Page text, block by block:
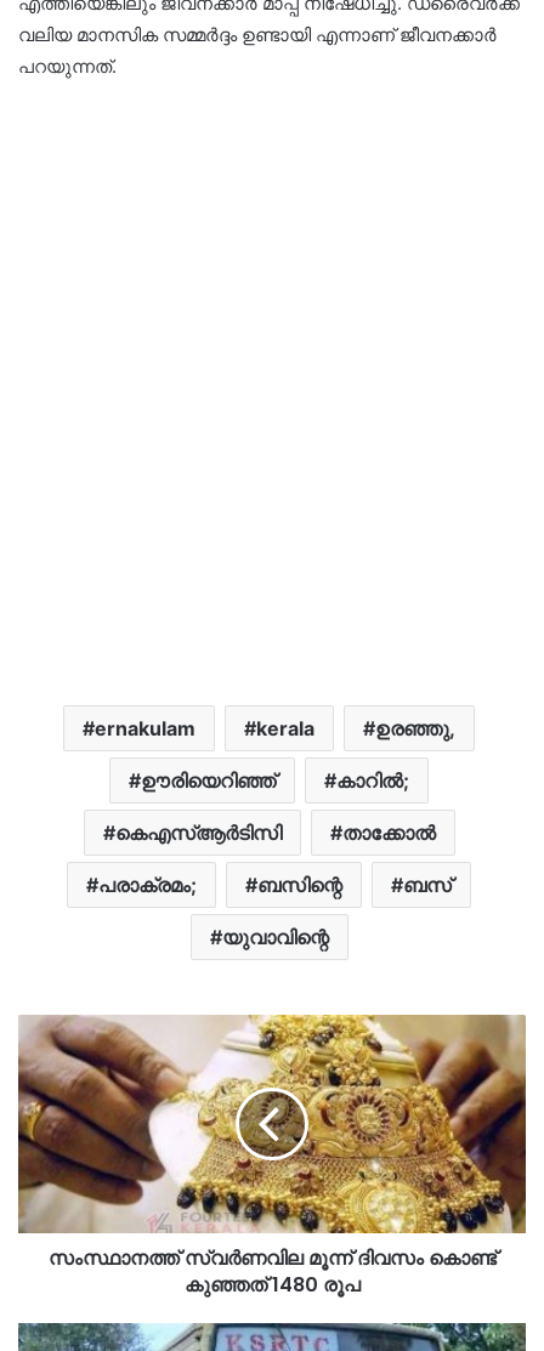
വലിയ മാനസിക സമ്മർദ്ദം ഉണ്ടായി എന്നാണ് ജീവനക്കാർ
പറയുന്നത്.
ernakulam kerala ഉരഞ്ഞു,
ഊരിയെറിഞ്ഞ് കാറിൽ;
കെഎസ്ആർടിസി താക്കോൽ
പരാക്രമം; ബസിന്റെ ബസ്
യുവാവിന്റെ
സംസ്ഥാനത്ത് സ്വർണവില മൂന്ന് ദിവസം കൊണ്ട്
കുഞ്ഞത് 1480 രൂപ